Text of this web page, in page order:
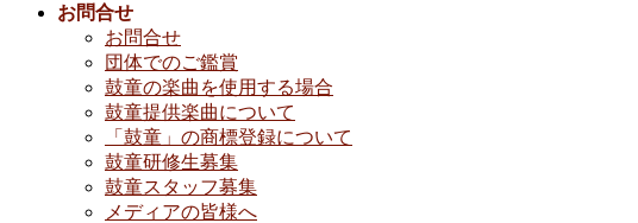
お問合せ
お問合せ
団体でのご鑑賞
鼓童の楽曲を使用する場合
鼓童提供楽曲について
「鼓童」の商標登録について
鼓童研修生募集
鼓童スタッフ募集
メディアの皆様へ